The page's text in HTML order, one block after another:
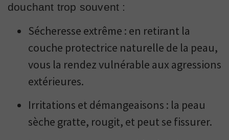
douchant trop souvent :
Sécheresse extrême : en retirant la
couche protectrice naturelle de la peau,
vous la rendez vulnérable aux agressions
extérieures.
Irritations et démangeaisons : la peau
sèche gratte, rougit, et peut se fissurer.